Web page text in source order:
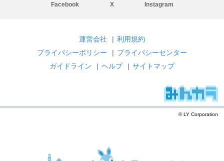
Facebook X Instagram
運営会社 | 利用規約
プライバシーポリシー
| プライバシーセンター
ガイドライン
| ヘルプ | サイトマップ
© LY Corporation